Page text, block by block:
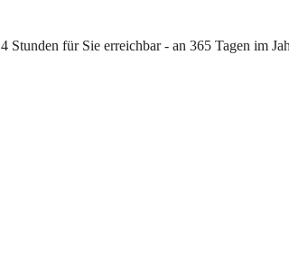
für Sie erreichbar - an 365 Tagen im